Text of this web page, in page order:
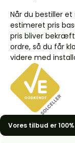
Når du bestiller
estimeret pris
pris bliver
ordre, så du får
videre med
Vores tilbud er